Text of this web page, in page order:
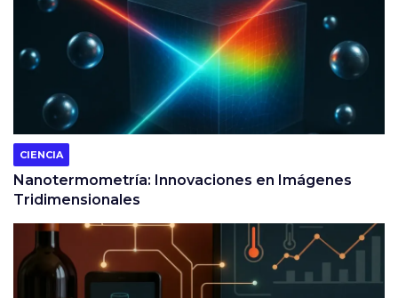
CIENCIA
Nanotermometría: Innovaciones en Imágenes
Tridimensionales